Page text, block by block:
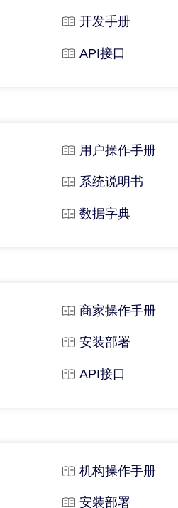
开发手册
API接口
用户操作手册
系统说明书
数据字典
商家操作手册
安装部署
API接口
机构操作手册
安装部署